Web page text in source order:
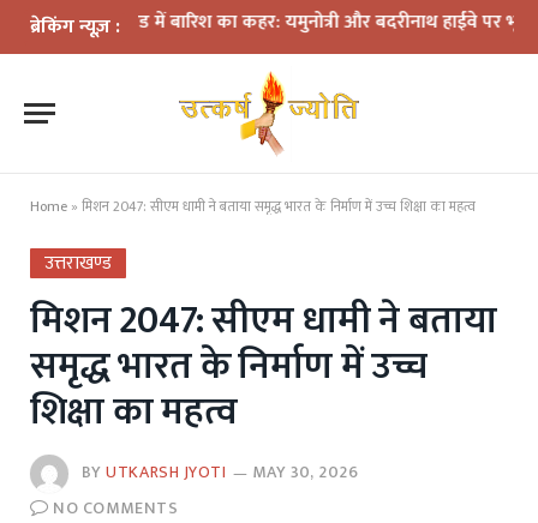
ब्रेकिंग न्यूज़ :
उत्तराखंड में बारिश का कहर: यमुनोत्री और बदरीनाथ हाईवे पर भूस्खलन, कई
Home » मिशन 2047: सीएम धामी ने बताया समृद्ध भारत के निर्माण में उच्च शिक्षा का महत्व
उत्तराखण्ड
मिशन 2047: सीएम धामी ने बताया
समृद्ध भारत के निर्माण में उच्च
शिक्षा का महत्व
BYUTKARSH JYOTI
MAY 30, 2026
NO COMMENTS